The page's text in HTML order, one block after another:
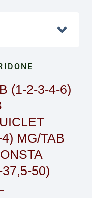
(1-2-3-4-6)
MG/TAB
50)